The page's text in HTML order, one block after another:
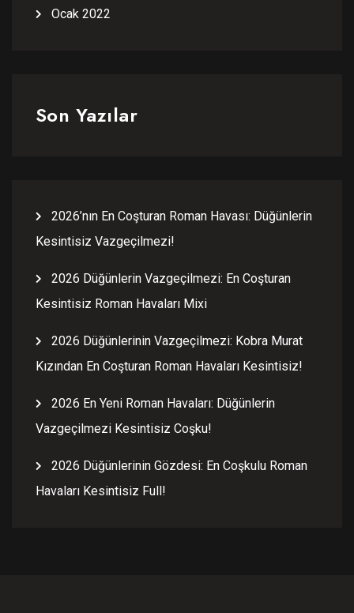
Ocak 2022
Son Yazılar
2026’nın En Coşturan Roman Havası: Düğünlerin
Kesintisiz Vazgeçilmezi!
2026 Düğünlerin Vazgeçilmezi: En Coşturan
Kesintisiz Roman Havaları Mixi
2026 Düğünlerinin Vazgeçilmezi: Kobra Murat
Kızından En Coşturan Roman Havaları Kesintisiz!
2026 En Yeni Roman Havaları: Düğünlerin
Vazgeçilmezi Kesintisiz Coşku!
2026 Düğünlerinin Gözdesi: En Coşkulu Roman
Havaları Kesintisiz Full!